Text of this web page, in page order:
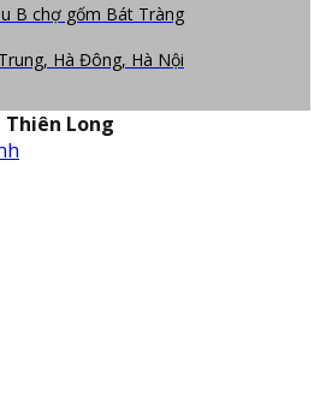
B chợ gốm Bát Tràng
Hà Đông, Hà Nội
Thiên Long